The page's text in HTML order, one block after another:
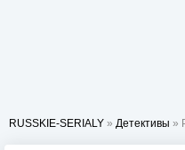
RUSSKIE-SERIALY » Детективы »